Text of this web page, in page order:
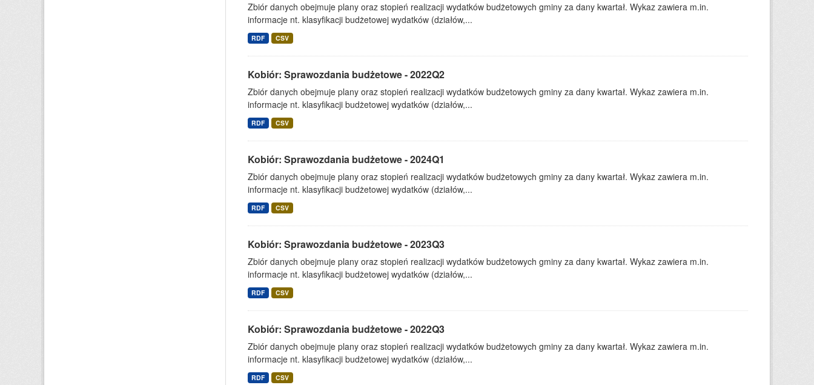
Zbiór danych obejmuje plany oraz stopień realizacji wydatków budżetowych gminy za dany kwartał. Wykaz zawiera m.in.
informacje nt. klasyfikacji budżetowej wydatków (działów,...
RDF CSV
Kobiór: Sprawozdania budżetowe - 2022Q2
Zbiór danych obejmuje plany oraz stopień realizacji wydatków budżetowych gminy za dany kwartał. Wykaz zawiera m.in.
informacje nt. klasyfikacji budżetowej wydatków (działów,...
RDF CSV
Kobiór: Sprawozdania budżetowe - 2024Q1
Zbiór danych obejmuje plany oraz stopień realizacji wydatków budżetowych gminy za dany kwartał. Wykaz zawiera m.in.
informacje nt. klasyfikacji budżetowej wydatków (działów,...
RDF CSV
Kobiór: Sprawozdania budżetowe - 2023Q3
Zbiór danych obejmuje plany oraz stopień realizacji wydatków budżetowych gminy za dany kwartał. Wykaz zawiera m.in.
informacje nt. klasyfikacji budżetowej wydatków (działów,...
RDF CSV
Kobiór: Sprawozdania budżetowe - 2022Q3
Zbiór danych obejmuje plany oraz stopień realizacji wydatków budżetowych gminy za dany kwartał. Wykaz zawiera m.in.
informacje nt. klasyfikacji budżetowej wydatków (działów,...
RDF CSV